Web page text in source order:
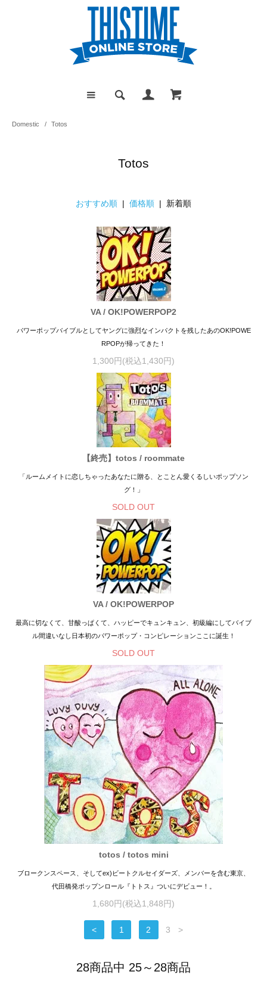
Domestic / Totos
Totos
おすすめ順 | 価格順 | 新着順
VA / OK!POWERPOP2
パワーポップバイブルとしてヤングに強烈なインパクトを残したあのOK!POWE
RPOPが帰ってきた！
1,300円(税込1,430円)
【終売】totos / roommate
「ルームメイトに恋しちゃったあなたに贈る、とことん愛くるしいポップソン
グ！」
SOLD OUT
VA / OK!POWERPOP
最高に切なくて、甘酸っぱくて、ハッピーでキュンキュン、初級編にしてバイブ
ル間違いなし日本初のパワーポップ・コンピレーションここに誕生！
SOLD OUT
totos / totos mini
ブロークンスペース、そしてex)ビートクルセイダーズ、メンバーを含む東京、
代田橋発ポップンロール『トトス』ついにデビュー！。
1,680円(税込1,848円)
< 1 2 3 >
28商品中 25～28商品